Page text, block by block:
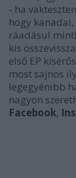
- ha
hogy
ráadásul
kis
első EP
most sajnos
legegyénibb
nagyon
Facebook,